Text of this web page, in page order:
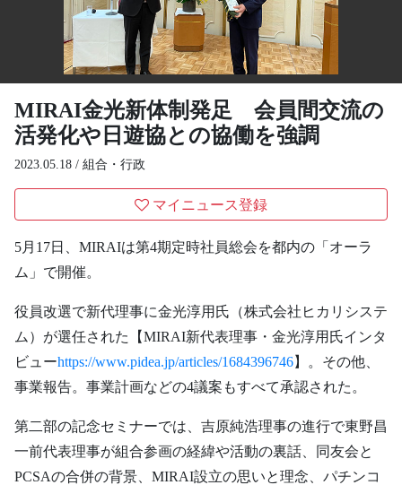
MIRAI金光新体制発足 会員間交流の
活発化や日遊協との協働を強調
2023.05.18 / 組合・行政
マイニュース登録
5月17日、MIRAIは第4期定時社員総会を都内の「オーラ
ム」で開催。
役員改選で新代理事に金光淳用氏（株式会社ヒカリシステ
ム）が選任された【MIRAI新代表理事・金光淳用氏インタ
ビューhttps://www.pidea.jp/articles/1684396746】。その他、
事業報告。事業計画などの4議案もすべて承認された。
第二部の記念セミナーでは、吉原純浩理事の進行で東野昌
一前代表理事が組合参画の経緯や活動の裏話、同友会と
PCSAの合併の背景、MIRAI設立の思いと理念、パチンコ